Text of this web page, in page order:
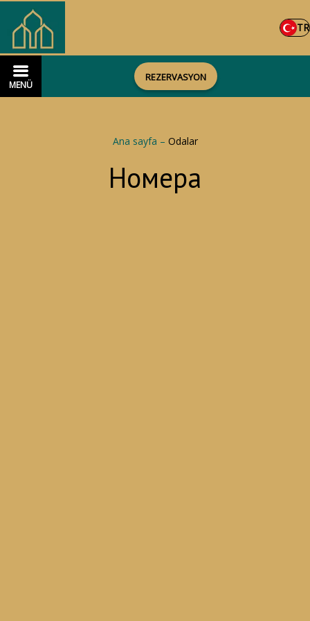
TR
MENÜ
REZERVASYON
Ana sayfa – Odalar
Номера